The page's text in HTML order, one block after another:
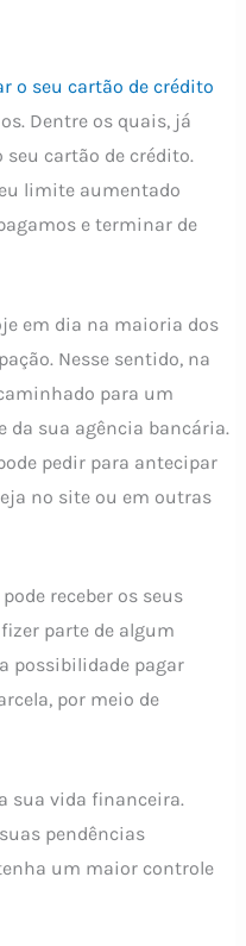
o seu cartão de crédito
Dentre os quais, já
cartão de crédito.
limite aumentado
e terminar de
em dia na maioria dos
Nesse sentido, na
para um
sua agência bancária.
pedir para antecipar
no site ou em outras
receber os seus
parte de algum
possibilidade pagar
por meio de
sua vida financeira.
pendências
um maior controle